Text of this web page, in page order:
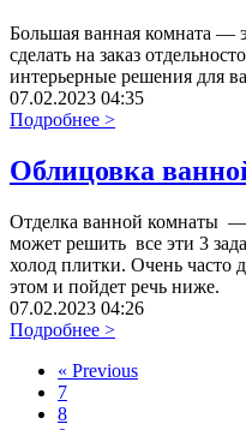
Большая ванная комната —
сделать на заказ
интерьерные решения для
07.02.2023 04:35
Подробнее >
Облицовка
Отделка ванной комнаты —
может решить все эти 3
холод плитки. Очень часто
этом и пойдет речь ниже.
07.02.2023 04:26
Подробнее >
« Previous
7
8